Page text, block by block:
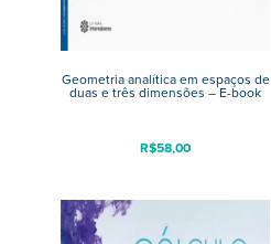
Geometria analítica em espaços de
duas e três dimensões – E-book
R$58,00